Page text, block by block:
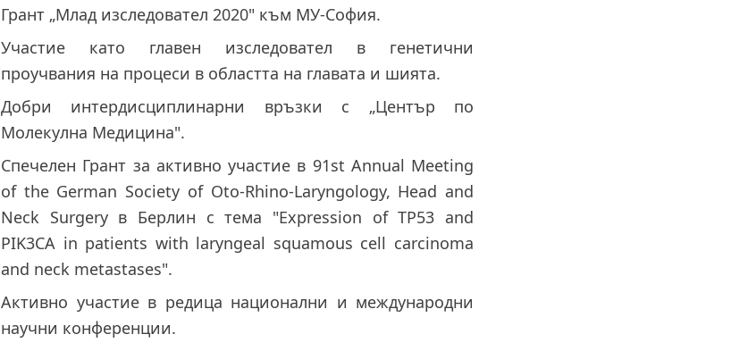
Грант „Млад изследовател 2020" към МУ-София.
Участие като главен изследовател в генетични
проучвания на процеси в областта на главата и шията.
Добри интердисциплинарни връзки с „Център по
Молекулна Mедицина".
Спечелен Грант за активно участие в 91st Annual Meeting
of the German Society of Oto-Rhino-Laryngology, Head and
Neck Surgery в Берлин с тема "Expression of TP53 and
PIK3CA in patients with laryngeal squamous cell carcinoma
and neck metastases".
Активно участие в редица национални и международни
научни конференции.